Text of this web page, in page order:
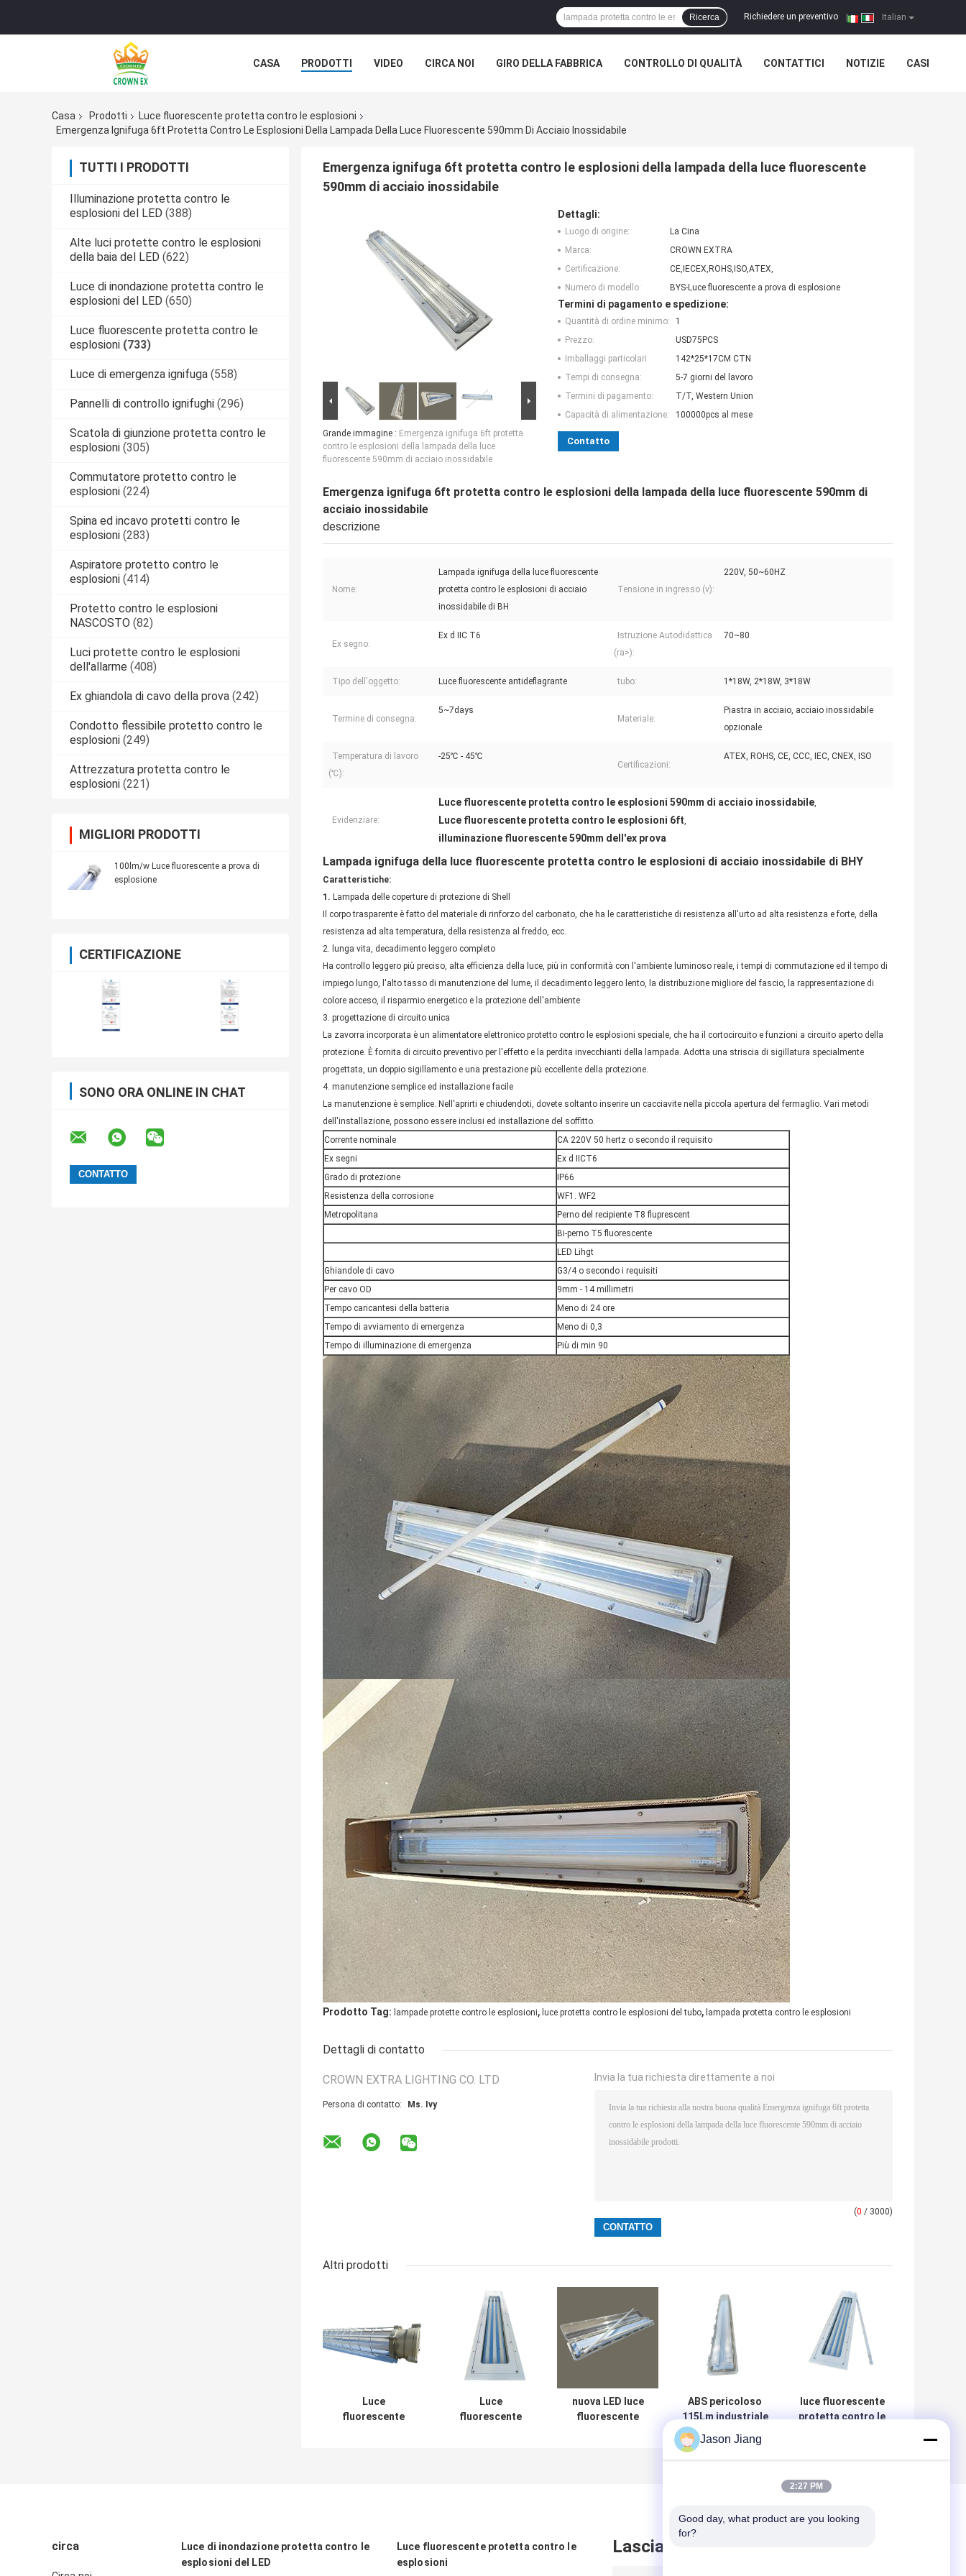
Italian
Richiedere un preventivo |
Ricerca
CASA PRODOTTI VIDEO CIRCA NOI GIRO DELLA FABBRICA CONTROLLO DI QUALITÀ CONTATTICI NOTIZIE CASI
Casa Prodotti
Luce fluorescente protetta contro le esplosioni
Emergenza Ignifuga 6ft Protetta Contro Le Esplosioni Della Lampada Della Luce Fluorescente 590mm Di Acciaio Inossidabile
TUTTI I PRODOTTI
Illuminazione protetta contro le
esplosioni del LED (388)
Alte luci protette contro le esplosioni
della baia del LED (622)
Luce di inondazione protetta contro le
esplosioni del LED (650)
Luce fluorescente protetta contro le
esplosioni (733)
Luce di emergenza ignifuga (558)
Pannelli di controllo ignifughi (296)
Scatola di giunzione protetta contro le
esplosioni (305)
Commutatore protetto contro le
esplosioni (224)
Spina ed incavo protetti contro le
esplosioni (283)
Aspiratore protetto contro le
esplosioni (414)
Protetto contro le esplosioni
NASCOSTO (82)
Luci protette contro le esplosioni
dell'allarme (408)
Ex ghiandola di cavo della prova (242)
Condotto flessibile protetto contro le
esplosioni (249)
Attrezzatura protetta contro le
esplosioni (221)
MIGLIORI PRODOTTI
100lm/w Luce fluorescente a prova di
esplosione
CERTIFICAZIONE
SONO ORA ONLINE IN CHAT
Emergenza ignifuga 6ft protetta contro le esplosioni della lampada della luce fluorescente
590mm di acciaio inossidabile
Grande immagine : Emergenza ignifuga 6ft protetta
contro le esplosioni della lampada della luce
fluorescente 590mm di acciaio inossidabile
Dettagli:
Luogo di origine:
La Cina
Marca:
CROWN EXTRA
Certificazione:
CE,IECEX,ROHS,ISO,ATEX,
Numero di modello:
BYS-Luce fluorescente a prova di esplosione
Termini di pagamento e spedizione:
Quantità di ordine minimo:
1
Prezzo:
USD75PCS
Imballaggi particolari:
142*25*17CM CTN
Tempi di consegna:
5-7 giorni del lavoro
Termini di pagamento:
T/T, Western Union
Capacità di alimentazione:
100000pcs al mese
Contatto
Emergenza ignifuga 6ft protetta contro le esplosioni della lampada della luce fluorescente 590mm di
acciaio inossidabile
descrizione
Nome:
Lampada ignifuga della luce fluorescente
protetta contro le esplosioni di acciaio
inossidabile di BH
Tensione in ingresso (v):
220V, 50~60HZ
Ex segno:
Ex d IIC T6
Istruzione Autodidattica
(ra>):
70~80
Tipo dell'oggetto: Luce fluorescente antideflagrante tubo: 1*18W, 2*18W, 3*18W
Termine di consegna:
5~7days
Materiale:
Piastra in acciaio, acciaio inossidabile
opzionale
Temperatura di lavoro
(℃):
-25℃ - 45℃
Certificazioni:
ATEX, ROHS, CE, CCC, IEC, CNEX, ISO
Evidenziare:
Luce fluorescente protetta contro le esplosioni 590mm di acciaio inossidabile
Luce fluorescente protetta contro le esplosioni 6ft
illuminazione fluorescente 590mm dell'ex prova
Lampada ignifuga della luce fluorescente protetta contro le esplosioni di acciaio inossidabile di BHY
Caratteristiche:
1. Lampada delle coperture di protezione di Shell
Il corpo trasparente è fatto del materiale di rinforzo del carbonato, che ha le caratteristiche di resistenza all'urto ad alta resistenza e forte, della
resistenza ad alta temperatura, della resistenza al freddo, ecc.
2. lunga vita, decadimento leggero completo
Ha controllo leggero più preciso, alta efficienza della luce, più in conformità con l'ambiente luminoso reale, i tempi di commutazione ed il tempo di
impiego lungo, l'alto tasso di manutenzione del lume, il decadimento leggero lento, la distribuzione migliore del fascio, la rappresentazione di
colore acceso, il risparmio energetico e la protezione dell'ambiente
3. progettazione di circuito unica
La zavorra incorporata è un alimentatore elettronico protetto contro le esplosioni speciale, che ha il cortocircuito e funzioni a circuito aperto della
protezione. È fornita di circuito preventivo per l'effetto e la perdita invecchianti della lampada. Adotta una striscia di sigillatura specialmente
progettata, un doppio sigillamento e una prestazione più eccellente della protezione.
4. manutenzione semplice ed installazione facile
La manutenzione è semplice. Nell'aprirti e chiudendoti, dovete soltanto inserire un cacciavite nella piccola apertura del fermaglio. Vari metodi
dell'installazione, possono essere inclusi ed installazione del soffitto.
Corrente nominale
CA 220V 50 hertz o secondo il requisito
Ex segni
Ex d IICT6
Grado di protezione
IP66
Resistenza della corrosione
WF1. WF2
Metropolitana
Perno del recipiente T8 fluprescent
Bi-perno T5 fluorescente
LED Lihgt
Ghiandole di cavo
G3/4 o secondo i requisiti
Per cavo OD
9mm - 14 millimetri
Tempo caricantesi della batteria
Meno di 24 ore
Tempo di avviamento di emergenza
Meno di 0,3
Tempo di illuminazione di emergenza
Più di min 90
Prodotto Tag: lampade protette contro le esplosioni, luce protetta contro le esplosioni del tubo, lampada protetta contro le esplosioni
Dettagli di contatto
CROWN EXTRA LIGHTING CO. LTD
Persona di contatto: Ms. Ivy
Invia la tua richiesta direttamente a noi
(0 / 3000)
Altri prodotti
Luce
fluorescente
Luce
fluorescente
nuova LED luce
fluorescente
ABS pericoloso
115Lm industriale
W di area della
luce protetta
contro le
luce fluorescente
protetta contro le
3ft di 6000K
circa
Luce di inondazione protetta contro le
esplosioni del LED
Luce fluorescente protetta contro le
esplosioni
Lasciare messaggio
Jason Jiang
2:27 PM
Good day, what product are you looking
for?